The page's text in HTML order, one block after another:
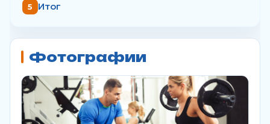
Итог
Фотографии